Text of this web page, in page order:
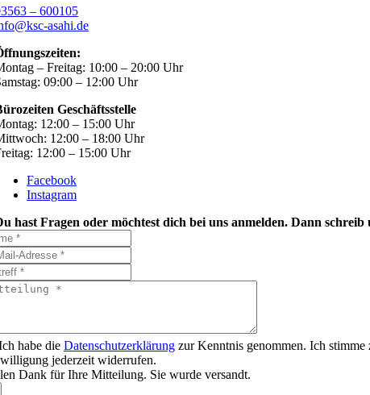
– 600105
asahi.de
– Freitag: 10:00 – 20:00 Uhr
09:00 – 12:00 Uhr
Geschäftsstelle
12:00 – 15:00 Uhr
12:00 – 18:00 Uhr
12:00 – 15:00 Uhr
Facebook
Instagram
hast Fragen oder möchtest dich bei uns anmelden. Dann schreib
habe die Datenschutzerklärung zur Kenntnis genommen. Ich
jederzeit widerrufen.
Dank für Ihre Mitteilung. Sie wurde versandt.